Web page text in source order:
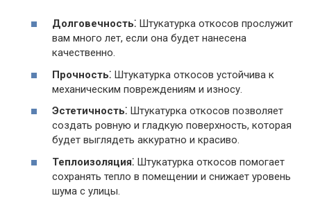
Долговечность⁚ Штукатурка откосов прослужит
вам много лет, если она будет нанесена
качественно.
Прочность⁚ Штукатурка откосов устойчива к
механическим повреждениям и износу.
Эстетичность⁚ Штукатурка откосов позволяет
создать ровную и гладкую поверхность, которая
будет выглядеть аккуратно и красиво.
Теплоизоляция⁚ Штукатурка откосов помогает
сохранять тепло в помещении и снижает уровень
шума с улицы.